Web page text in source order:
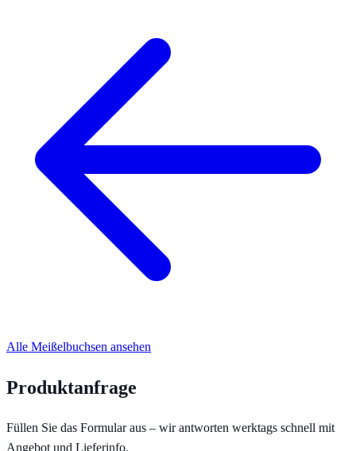
Alle Meißelbuchsen ansehen
Produktanfrage
Füllen Sie das Formular aus – wir antworten werktags schnell mit
Angebot und Lieferinfo.